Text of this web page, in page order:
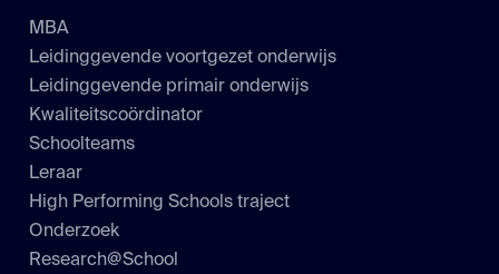
MBA
Leidinggevende voortgezet onderwijs
Leidinggevende primair onderwijs
Kwaliteitscoördinator
Schoolteams
Leraar
High Performing Schools traject
Onderzoek
Research@School